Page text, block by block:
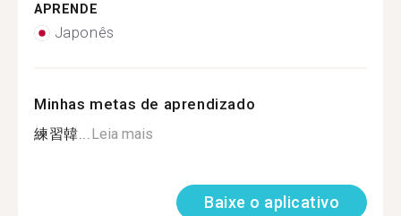
APRENDE
Japonês
Minhas metas de aprendizado
練習韓...Leia mais
Baixe o aplicativo